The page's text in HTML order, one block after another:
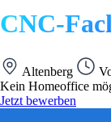
CNC-
Altenberg
Kein Homeoffice
Jetzt bewerben